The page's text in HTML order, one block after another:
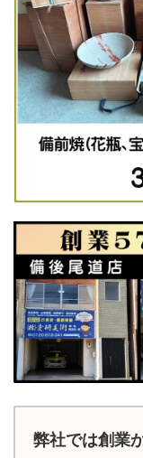
弊社では創業